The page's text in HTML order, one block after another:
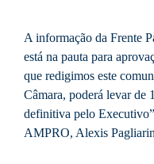
A informação da Frente
está na pauta para
que redigimos este
Câmara, poderá levar de
definitiva pelo
AMPRO, Alexis